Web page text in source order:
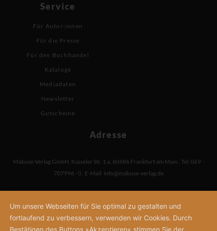
Service
Für Autor:innen
Für die Presse
Für den Buchhandel
Kataloge
Mediadaten
Newsletter
Gutscheine
Adresse
Mabuse-Verlag GmbH Kasseler Str. 1 a 60486 Frankfurt am Main Tel: 069 -
707996 - 0 E-Mail: info@mabuse-verlag.de
Um unsere Webseiten für Sie optimal zu gestalten und
fortlaufend zu verbessern, verwenden wir Cookies. Durch
Bestätigen des Buttons »Akzeptieren« stimmen Sie der